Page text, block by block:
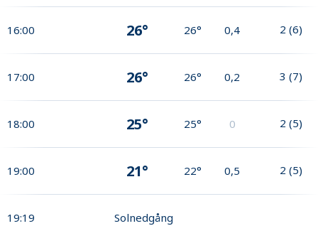
16:00 26° 26° 0,4 2 (6)
17:00 26° 26° 0,2 3 (7)
18:00 25° 25° 0 2 (5)
19:00 21° 22° 0,5 2 (5)
19:19 Solnedgång